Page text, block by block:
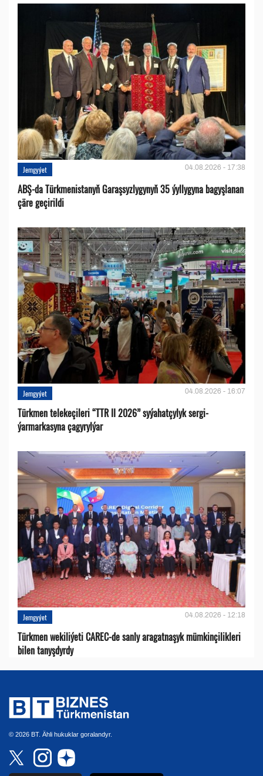
Jemgyýet 04.08.2026 - 17:38
ABŞ-da Türkmenistanyň Garaşsyzlygynyň 35 ýyllygyna bagyşlanan
çäre geçirildi
Jemgyýet 04.08.2026 - 16:07
Türkmen telekeçileri “TTR II 2026” syýahatçylyk sergi-
ýarmarkasyna çagyrylýar
Jemgyýet 04.08.2026 - 12:18
Türkmen wekiliýeti CAREC-de sanly aragatnaşyk mümkinçilikleri
bilen tanyşdyrdy
© 2026 BT. Ähli hukuklar goralandyr.